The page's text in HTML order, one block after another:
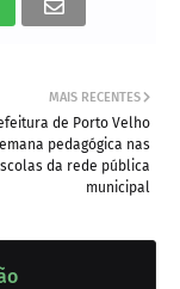
MAIS RECENTES
de Porto Velho
pedagógica nas
da rede pública
municipal